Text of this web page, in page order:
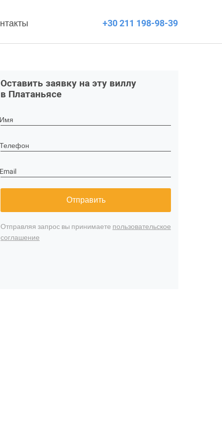
+30 211 198-98-39
Оставить заявку на эту виллу
в Платаньясе
Имя
Телефон
Email
Отправить
Отправляя запрос вы принимаете пользовательское
соглашение